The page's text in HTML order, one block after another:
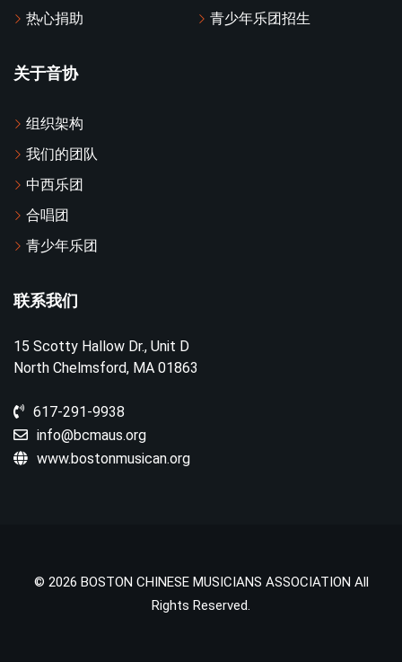
热心捐助
青少年乐团招生
关于音协
组织架构
我们的团队
中西乐团
合唱团
青少年乐团
联系我们
15 Scotty Hallow Dr., Unit D
North Chelmsford, MA 01863
617-291-9938
info@bcmaus.org
www.bostonmusican.org
© 2026 BOSTON CHINESE MUSICIANS ASSOCIATION All
Rights Reserved.